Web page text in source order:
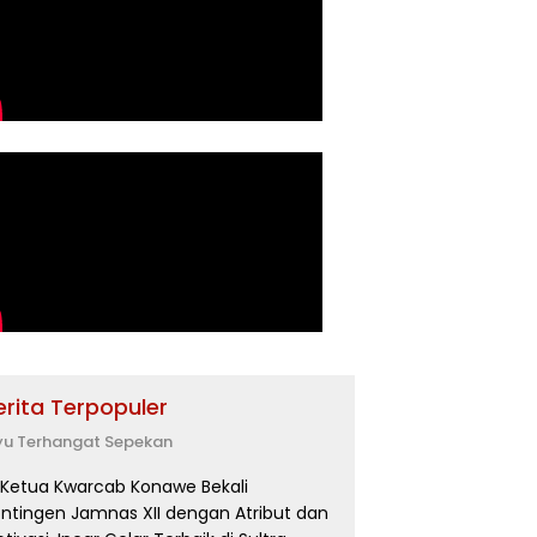
Terpopuler
Terhangat Sepekan